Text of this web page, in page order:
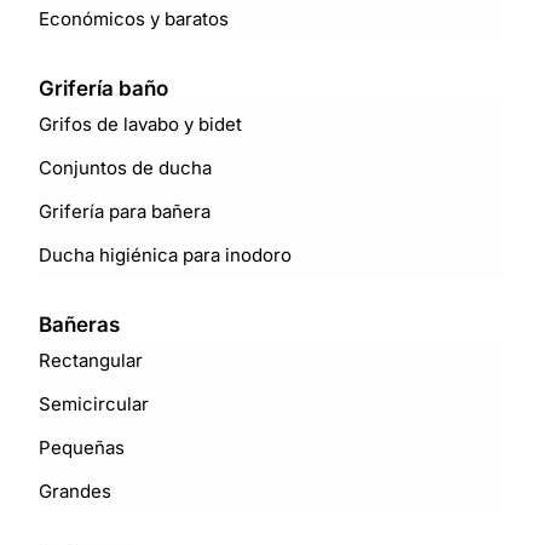
Económicos y baratos
Grifería baño
Grifos de lavabo y bidet
Conjuntos de ducha
Grifería para bañera
Ducha higiénica para inodoro
Bañeras
Rectangular
Semicircular
Pequeñas
Grandes